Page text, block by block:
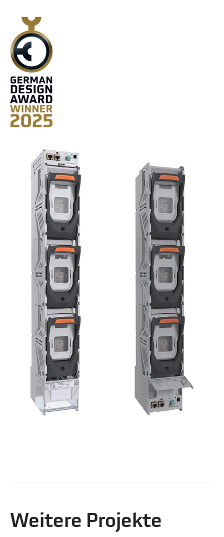
Weitere Projekte